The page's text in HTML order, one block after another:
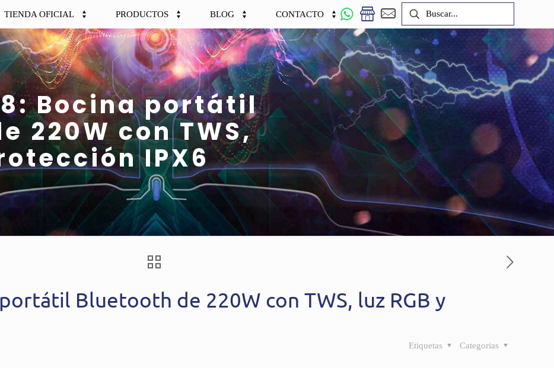
TIENDA OFICIAL PRODUCTOS BLOG CONTACTO
Bocina portátil
220W con TWS,
IPX6
portátil Bluetooth de 220W con TWS, luz RGB y
Categorias
Etiquetas